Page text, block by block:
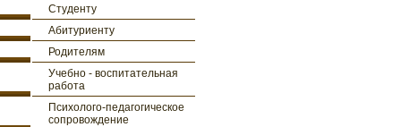
Студенту
Абитуриенту
Родителям
Учебно - воспитательная
работа
Психолого-педагогическое
сопровождение